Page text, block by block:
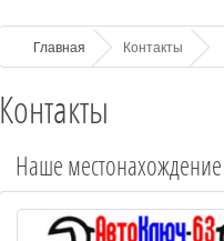
Главная Контакты
Контакты
Наше местонахождение